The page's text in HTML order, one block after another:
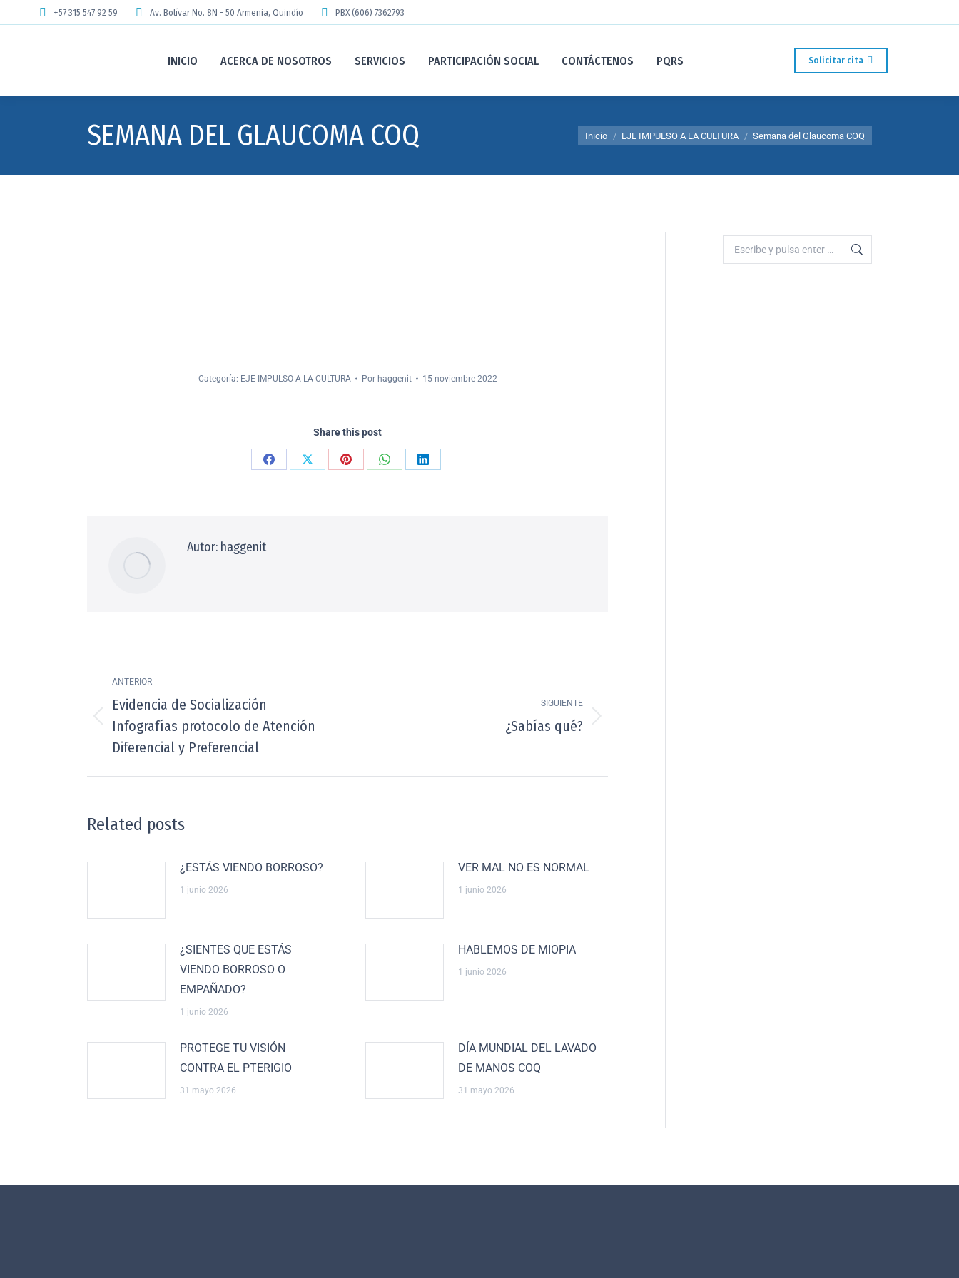
+57 315 547 92 59 Av. Bolívar No. 8N - 50 Armenia, Quindío PBX (606) 7362793
INICIO ACERCA DE NOSOTROS SERVICIOS PARTICIPACIÓN SOCIAL CONTÁCTENOS PQRS Solicitar cita
SEMANA DEL GLAUCOMA COQ Estás aquí:
Inicio EJE IMPULSO A LA CULTURA Semana del Glaucoma COQ
Categoría: EJE IMPULSO A LA CULTURA Por haggenit 15 noviembre 2022
Share this post
Autor: haggenit
ANTERIOR
Evidencia de Socialización
Infografías protocolo de Atención
Diferencial y Preferencial
SIGUIENTE
¿Sabías qué?
Related posts
¿ESTÁS VIENDO BORROSO?
1 junio 2026
VER MAL NO ES NORMAL
1 junio 2026
¿SIENTES QUE ESTÁS
VIENDO BORROSO O
EMPAÑADO?
1 junio 2026
HABLEMOS DE MIOPIA
1 junio 2026
PROTEGE TU VISIÓN
CONTRA EL PTERIGIO
31 mayo 2026
DÍA MUNDIAL DEL LAVADO
DE MANOS COQ
31 mayo 2026